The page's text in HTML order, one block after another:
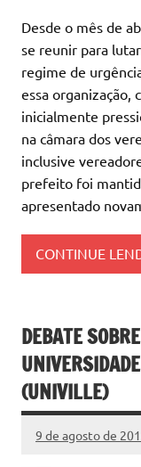
Desde o mês de
se reunir para
regime de
essa organização,
inicialmente
na câmara dos
inclusive
prefeito foi
apresentado
CONTINUE
DEBATE
(UNIVILLE)
9 de agosto de